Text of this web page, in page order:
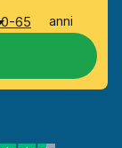
65 anni